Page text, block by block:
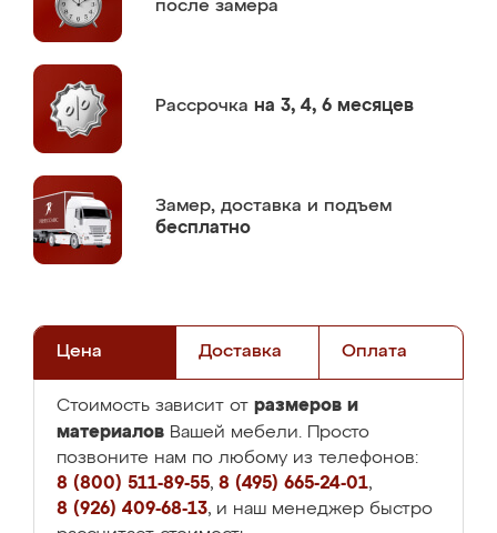
после замера
Рассрочка на 3, 4, 6 месяцев
Замер, доставка и подъем
бесплатно
Цена Доставка Оплата
Стоимость зависит от размеров и
материалов Вашей мебели. Просто
позвоните нам по любому из телефонов:
8 (800) 511-89-55, 8 (495) 665-24-01,
8 (926) 409-68-13, и наш менеджер быстро